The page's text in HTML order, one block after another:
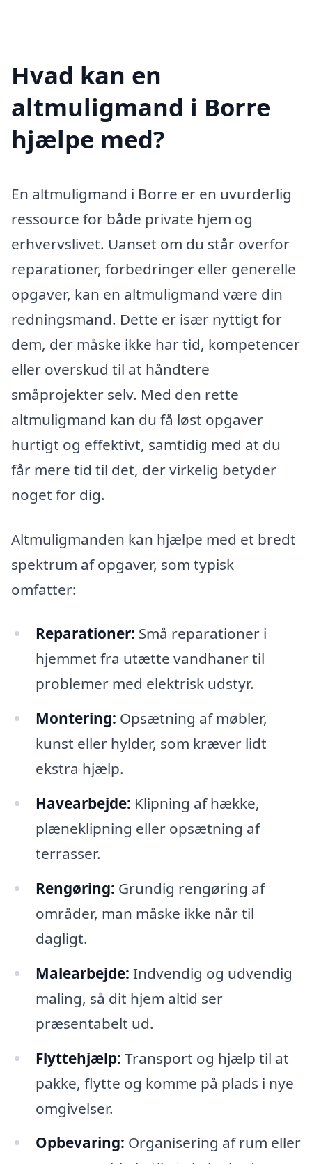
Hvad kan en
altmuligmand i Borre
hjælpe med?
En altmuligmand i Borre er en uvurderlig
ressource for både private hjem og
erhvervslivet. Uanset om du står overfor
reparationer, forbedringer eller generelle
opgaver, kan en altmuligmand være din
redningsmand. Dette er især nyttigt for
dem, der måske ikke har tid, kompetencer
eller overskud til at håndtere
småprojekter selv. Med den rette
altmuligmand kan du få løst opgaver
hurtigt og effektivt, samtidig med at du
får mere tid til det, der virkelig betyder
noget for dig.
Altmuligmanden kan hjælpe med et bredt
spektrum af opgaver, som typisk
omfatter:
Reparationer: Små reparationer i
hjemmet fra utætte vandhaner til
problemer med elektrisk udstyr.
Montering: Opsætning af møbler,
kunst eller hylder, som kræver lidt
ekstra hjælp.
Havearbejde: Klipning af hække,
plæneklipning eller opsætning af
terrasser.
Rengøring: Grundig rengøring af
områder, man måske ikke når til
dagligt.
Malearbejde: Indvendig og udvendig
maling, så dit hjem altid ser
præsentabelt ud.
Flyttehjælp: Transport og hjælp til at
pakke, flytte og komme på plads i nye
omgivelser.
Opbevaring: Organisering af rum eller